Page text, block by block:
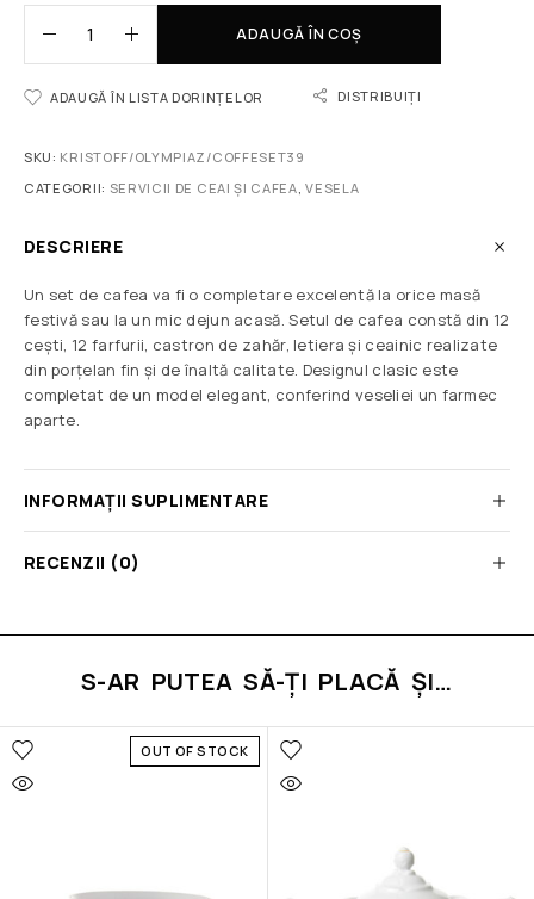
ADAUGĂ ÎN COȘ
ADAUGĂ ÎN LISTA DORINȚELOR DISTRIBUIȚI
SKU: KRISTOFF/OLYMPIAZ/COFFESET39
CATEGORII: SERVICII DE CEAI ȘI CAFEA ,VESELA
DESCRIERE
Un set de cafea va fi o completare excelentă la orice masă
festivă sau la un mic dejun acasă. Setul de cafea constă din 12
cești, 12 farfurii, castron de zahăr, letiera și ceainic realizate
din porțelan fin și de înaltă calitate. Designul clasic este
completat de un model elegant, conferind veseliei un farmec
aparte.
INFORMAȚII SUPLIMENTARE
RECENZII (0)
S-AR PUTEA SĂ-ȚI PLACĂ ȘI…
OUT OF STOCK